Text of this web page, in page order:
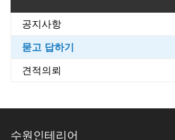
공지사항
묻고 답하기
견적의뢰
수원인테리어